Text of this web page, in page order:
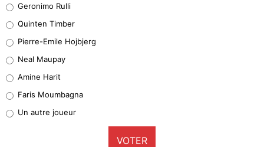
32%
5%
1%
9%
Geronimo Rulli
Quinten Timber
Pierre-Emile Hojbjerg
Neal Maupay
Amine Harit
Faris Moumbagna
Un autre joueur
VOTER